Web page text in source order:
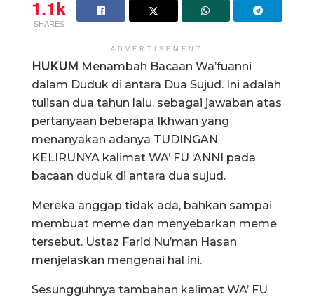
1.1k
SHARES
ADVERTISEMENT
HUKUM Menambah Bacaan Wa’fuanni
dalam Duduk di antara Dua Sujud. Ini adalah
tulisan dua tahun lalu, sebagai jawaban atas
pertanyaan beberapa Ikhwan yang
menanyakan adanya TUDINGAN
KELIRUNYA kalimat WA’ FU ‘ANNI pada
bacaan duduk di antara dua sujud.
Mereka anggap tidak ada, bahkan sampai
membuat meme dan menyebarkan meme
tersebut. Ustaz Farid Nu’man Hasan
menjelaskan mengenai hal ini.
Sesungguhnya tambahan kalimat WA’ FU